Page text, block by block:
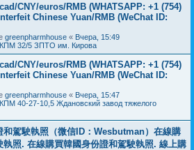
CNY/euros/RMB (WHATSAPP: +1 (754)
Chinese Yuan/RMB (WeChat ID:
greenpharmhouse « Вчера, 15:49
КПМ 32/5 ЗПТО им. Кирова
CNY/euros/RMB (WHATSAPP: +1 (754)
Chinese Yuan/RMB (WeChat ID:
greenpharmhouse « Вчера, 15:47
КПМ 40-27-10,5 Ждановский завод тяжелого
和駕駛執照（微信ID：Wesbutman）在線購
執照. 在線購買韓國身份證和駕駛執照. 線上購